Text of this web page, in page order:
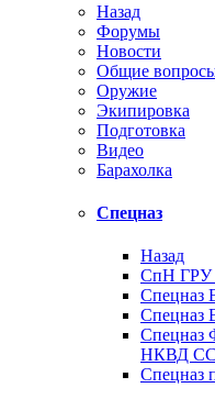
Назад
Форумы
Новости
Общие
Оружие
Экипировка
Подготовка
Видео
Барахолка
Спецназ
Назад
СпН ГРУ
Спецназ
Спецназ
НКВД
Спецназ